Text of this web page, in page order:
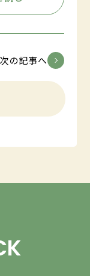
次の記事へ